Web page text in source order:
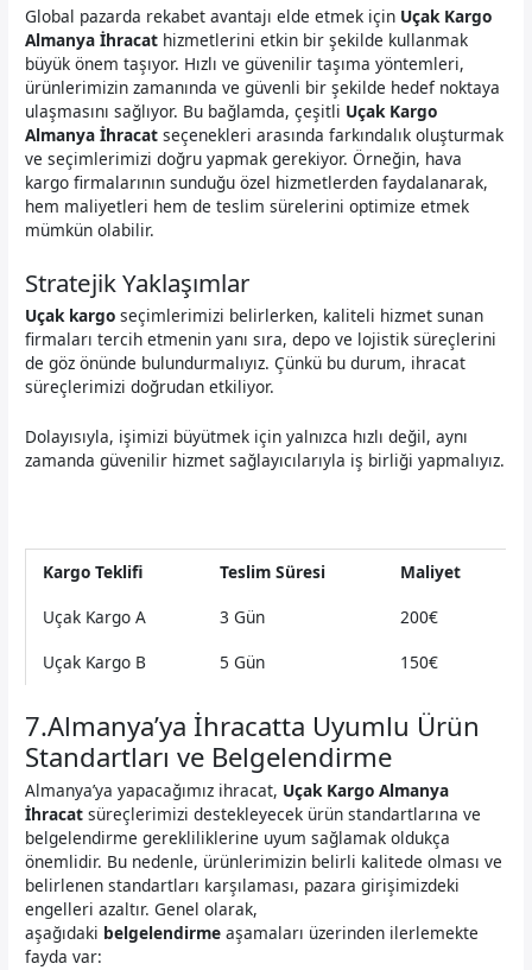
Global pazarda rekabet avantajı elde etmek için Uçak Kargo
Almanya İhracat hizmetlerini etkin bir şekilde kullanmak
büyük önem taşıyor. Hızlı ve güvenilir taşıma yöntemleri,
ürünlerimizin zamanında ve güvenli bir şekilde hedef noktaya
ulaşmasını sağlıyor. Bu bağlamda, çeşitli Uçak Kargo
Almanya İhracat seçenekleri arasında farkındalık oluşturmak
ve seçimlerimizi doğru yapmak gerekiyor. Örneğin, hava
kargo firmalarının sunduğu özel hizmetlerden faydalanarak,
hem maliyetleri hem de teslim sürelerini optimize etmek
mümkün olabilir.
Stratejik Yaklaşımlar
Uçak kargo seçimlerimizi belirlerken, kaliteli hizmet sunan
firmaları tercih etmenin yanı sıra, depo ve lojistik süreçlerini
de göz önünde bulundurmalıyız. Çünkü bu durum, ihracat
süreçlerimizi doğrudan etkiliyor.
Dolayısıyla, işimizi büyütmek için yalnızca hızlı değil, aynı
zamanda güvenilir hizmet sağlayıcılarıyla iş birliği yapmalıyız.
Kargo Teklifi Teslim Süresi
Maliyet
Uçak Kargo A
3 Gün
200€
Uçak Kargo B
5 Gün 150€
7.Almanya’ya İhracatta Uyumlu Ürün
Standartları ve Belgelendirme
Almanya’ya yapacağımız ihracat, Uçak Kargo Almanya
İhracat süreçlerimizi destekleyecek ürün standartlarına ve
belgelendirme gerekliliklerine uyum sağlamak oldukça
önemlidir. Bu nedenle, ürünlerimizin belirli kalitede olması ve
belirlenen standartları karşılaması, pazara girişimizdeki
engelleri azaltır. Genel olarak,
aşağıdaki belgelendirme aşamaları üzerinden ilerlemekte
fayda var: